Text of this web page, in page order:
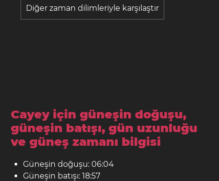
Diğer zaman dilimleriyle karşılaştır
Cayey için güneşin doğuşu,
güneşin batışı, gün uzunluğu
ve güneş zamanı bilgisi
Güneşin doğuşu: 06:04
Güneşin batışı: 18:57